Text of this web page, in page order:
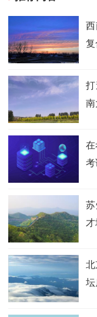
复
南
在
考
北
坛